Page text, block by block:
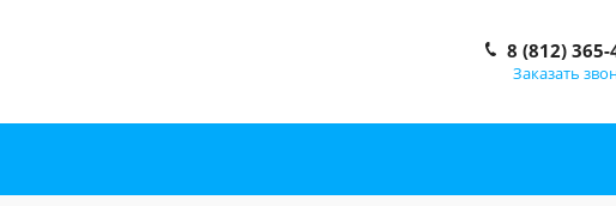
8 (812) 365-
Заказать